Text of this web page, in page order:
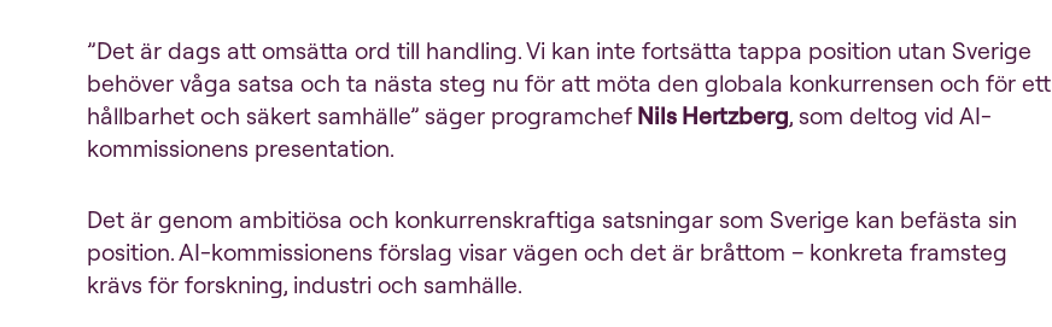
”Det är dags att omsätta ord till handling. Vi kan inte fortsätta tappa position utan Sverige
behöver våga satsa och ta nästa steg nu för att möta den globala konkurrensen och för ett
hållbarhet och säkert samhälle” säger programchef Nils Hertzberg, som deltog vid AI-
kommissionens presentation.
Det är genom ambitiösa och konkurrenskraftiga satsningar som Sverige kan befästa sin
position. AI-kommissionens förslag visar vägen och det är bråttom – konkreta framsteg
krävs för forskning, industri och samhälle.